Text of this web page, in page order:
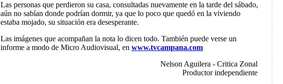
Las personas que perdieron su casa, consultadas nuevamente en la tarde del sábado,
aún no sabían donde podrían dormir, ya que lo poco que quedó en la viviendo
estaba mojado, su situación era desesperante.
Las imágenes que acompañan la nota lo dicen todo. También puede verse un
informe a modo de Micro Audiovisual, en www.tvcampana.com
Nelson Aguilera - Critica Zonal
Productor independiente